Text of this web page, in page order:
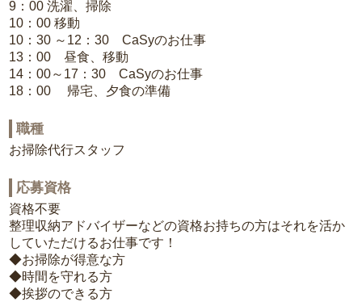
9：00 洗濯、掃除
10：00 移動
10：30 ～12：30 CaSyのお仕事
13：00 昼食、移動
14：00～17：30 CaSyのお仕事
18：00 帰宅、夕食の準備
職種
お掃除代行スタッフ
応募資格
資格不要
整理収納アドバイザーなどの資格お持ちの方はそれを活か
していただけるお仕事です！
◆お掃除が得意な方
◆時間を守れる方
◆挨拶のできる方